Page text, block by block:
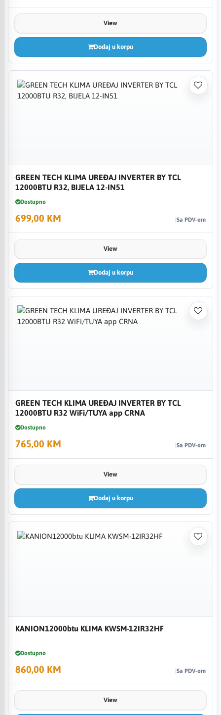
View
Dodaj u korpu
GREEN TECH KLIMA UREĐAJ INVERTER BY TCL
12000BTU R32, BIJELA 12-IN51
Dostupno
699,00 KM Sa PDV-om
View
Dodaj u korpu
GREEN TECH KLIMA UREĐAJ INVERTER BY TCL
12000BTU R32 WiFi/TUYA app CRNA
Dostupno
765,00 KM Sa PDV-om
View
Dodaj u korpu
KANION12000btu KLIMA KWSM-12IR32HF
Dostupno
860,00 KM Sa PDV-om
View